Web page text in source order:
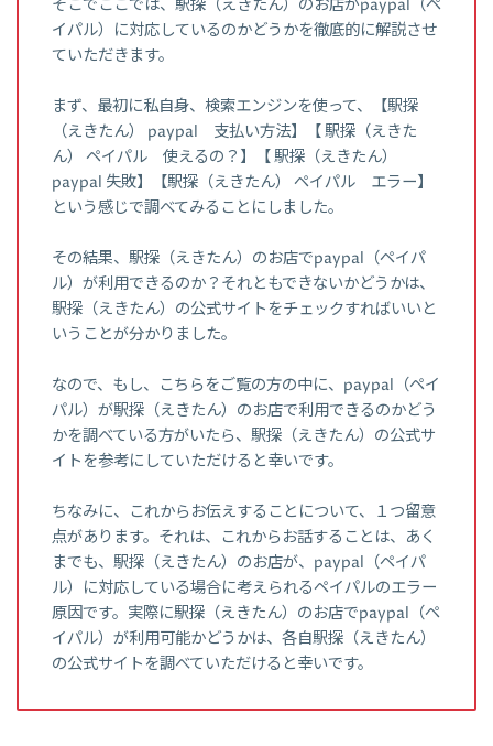
そこでここでは、駅探（えきたん）のお店がpaypal（ペ
イパル）に対応しているのかどうかを徹底的に解説させ
ていただきます。
まず、最初に私自身、検索エンジンを使って、【駅探
（えきたん） paypal 支払い方法】【 駅探（えきた
ん） ペイパル 使えるの？】【 駅探（えきたん）
paypal 失敗】【駅探（えきたん） ペイパル エラー】
という感じで調べてみることにしました。
その結果、駅探（えきたん）のお店でpaypal（ペイパ
ル）が利用できるのか？それともできないかどうかは、
駅探（えきたん）の公式サイトをチェックすればいいと
いうことが分かりました。
なので、もし、こちらをご覧の方の中に、paypal（ペイ
パル）が駅探（えきたん）のお店で利用できるのかどう
かを調べている方がいたら、駅探（えきたん）の公式サ
イトを参考にしていただけると幸いです。
ちなみに、これからお伝えすることについて、１つ留意
点があります。それは、これからお話することは、あく
までも、駅探（えきたん）のお店が、paypal（ペイパ
ル）に対応している場合に考えられるペイパルのエラー
原因です。実際に駅探（えきたん）のお店でpaypal（ペ
イパル）が利用可能かどうかは、各自駅探（えきたん）
の公式サイトを調べていただけると幸いです。